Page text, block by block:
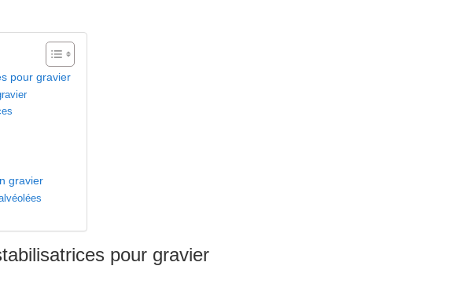
pour gravier
gravier
pour gravier